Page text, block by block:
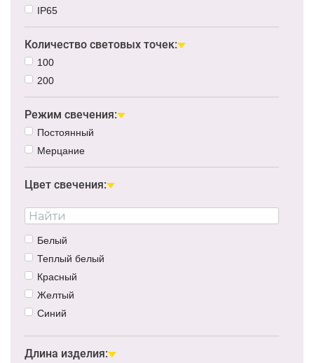
IP65
Количество световых точек:
100
200
Режим свечения:
Постоянный
Мерцание
Цвет свечения:
Белый
Теплый белый
Красный
Желтый
Синий
Мультиколор
Длина изделия: